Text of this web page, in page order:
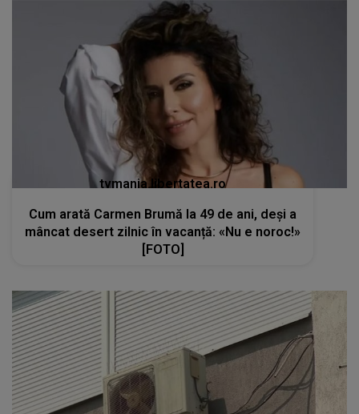
tvmania.libertatea.ro
Cum arată Carmen Brumă la 49 de ani, deși a
mâncat desert zilnic în vacanță: «Nu e noroc!»
[FOTO]